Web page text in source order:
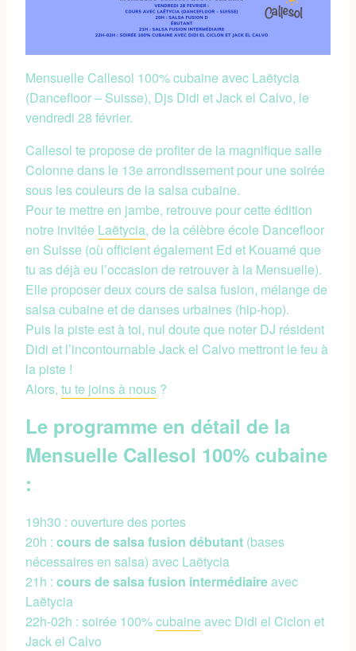
Mensuelle Callesol 100% cubaine avec Laëtycia
(Dancefloor – Suisse), Djs Didi et Jack el Calvo, le
vendredi 28 février.
Callesol te propose de profiter de la magnifique salle
Colonne dans le 13e arrondissement pour une soirée
sous les couleurs de la salsa cubaine.
Pour te mettre en jambe, retrouve pour cette édition
notre invitée Laëtycia, de la célèbre école Dancefloor
en Suisse (où officient également Ed et Kouamé que
tu as déjà eu l’occasion de retrouver à la Mensuelle).
Elle proposer deux cours de salsa fusion, mélange de
salsa cubaine et de danses urbaines (hip-hop).
Puis la piste est à toi, nul doute que noter DJ résident
Didi et l’incontournable Jack el Calvo mettront le feu à
la piste !
Alors, tu te joins à nous ?
Le programme en détail de la
Mensuelle Callesol 100% cubaine
:
19h30 : ouverture des portes
20h : cours de salsa fusion débutant (bases
nécessaires en salsa) avec Laëtycia
21h : cours de salsa fusion intermédiaireavec
Laëtycia
22h-02h : soirée 100%cubaine avec Didi el Ciclon et
Jack el Calvo